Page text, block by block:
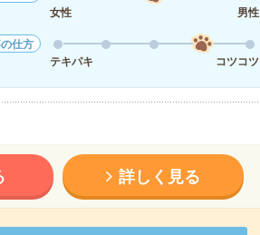
女性
男性
仕方
テキパキ
コツコツ
詳しく見る